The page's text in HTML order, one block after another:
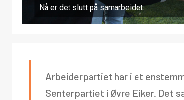
Nå er det slutt på samarbeidet.
Arbeiderpartiet har i et
Senterpartiet i Øvre Eiker. Det